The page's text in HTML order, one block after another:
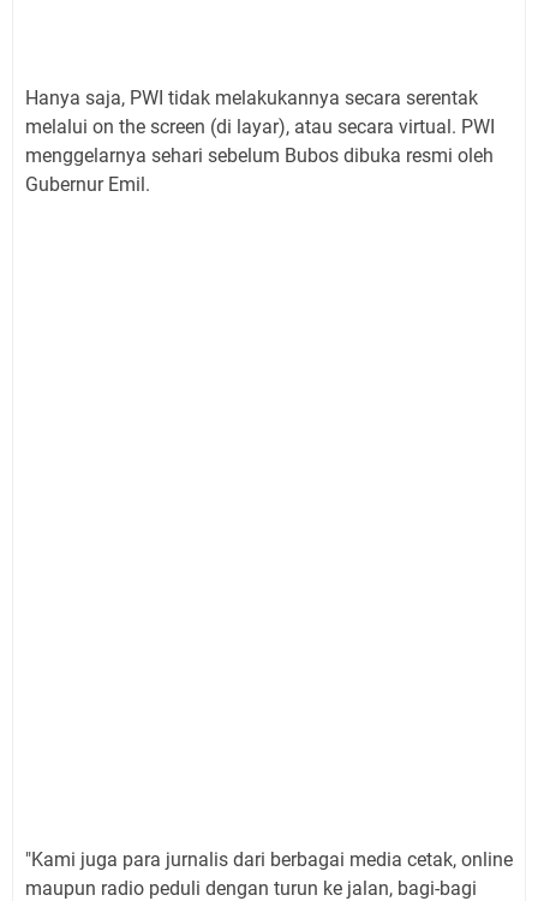
Hanya saja, PWI tidak melakukannya secara serentak
melalui on the screen (di layar), atau secara virtual. PWI
menggelarnya sehari sebelum Bubos dibuka resmi oleh
Gubernur Emil.
"Kami juga para jurnalis dari berbagai media cetak, online
maupun radio peduli dengan turun ke jalan, bagi-bagi